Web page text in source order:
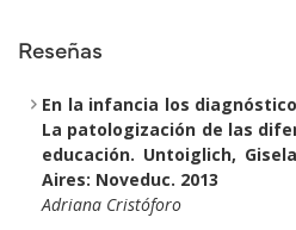
Reseñas
En la infancia los
La patologización de las
educación. Untoiglich,
Aires: Noveduc. 2013
Adriana Cristóforo